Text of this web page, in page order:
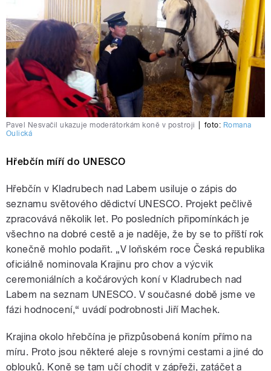
Pavel Nesvačil ukazuje moderátorkám koně v postroji foto: Romana
Oulická
Hřebčín míří do UNESCO
Hřebčín v Kladrubech nad Labem usiluje o zápis do
seznamu světového dědictví UNESCO. Projekt pečlivě
zpracovává několik let. Po posledních připomínkách je
všechno na dobré cestě a je naděje, že by se to příští rok
konečně mohlo podařit. „V loňském roce Česká republika
oficiálně nominovala Krajinu pro chov a výcvik
ceremoniálních a kočárových koní v Kladrubech nad
Labem na seznam UNESCO. V současné době jsme ve
fázi hodnocení,“ uvádí podrobnosti Jiří Machek.
Krajina okolo hřebčína je přizpůsobená koním přímo na
míru. Proto jsou některé aleje s rovnými cestami a jiné do
oblouků. Koně se tam učí chodit v zápřeži, zatáčet a